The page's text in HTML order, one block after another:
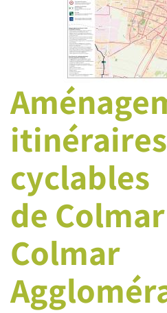
itinéraires
cyclables
de
Colmar